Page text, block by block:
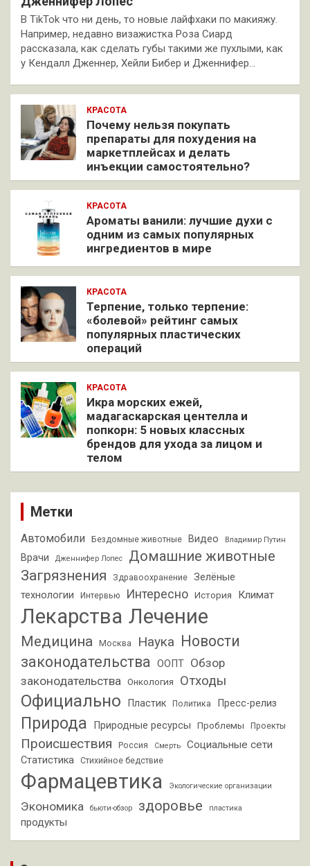
В TikTok что ни день, то новые лайфхаки по макияжу.
Например, недавно визажистка Роза Сиард
рассказала, как сделать губы такими же пухлыми, как
у Кендалл Дженнер, Хейли Бибер и Дженнифер…
КРАСОТА
Почему нельзя покупать
препараты для похудения на
маркетплейсах и делать
инъекции самостоятельно?
КРАСОТА
Ароматы ванили: лучшие духи с
одним из самых популярных
ингредиентов в мире
КРАСОТА
Терпение, только терпение:
«болевой» рейтинг самых
популярных пластических
операций
КРАСОТА
Икра морских ежей,
мадагаскарская центелла и
попкорн: 5 новых классных
брендов для ухода за лицом и
телом
Метки
Автомобили Бездомные животные Видео Владимир Путин
Врачи Дженнифер Лопес
Домашние животные
Загрязнения
Здравоохранение
Зелёные
технологии
Интервью Интересно История Климат
Лекарства Лечение
Медицина Москва Наука Новости
законодательства ООПТ Обзор
законодательства Онкология Отходы
Официально Пластик Политика Пресс-релиз
Природа Природные ресурсы Проблемы Проекты
Происшествия Россия Смерть Социальные сети
Статистика Стихийное бедствие
Фармацевтика Экологические организации
Экономика бьюти-обзор здоровье пластика
продукты